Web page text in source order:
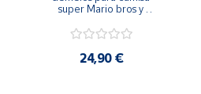
super Mario bros y
24,90 €